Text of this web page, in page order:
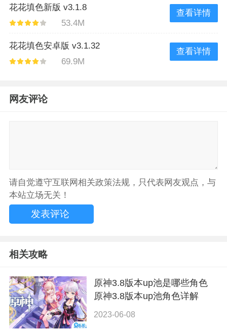
花花填色新版 v3.1.8
53.4M
查看详情
花花填色安卓版 v3.1.32
69.9M
查看详情
网友评论
请自觉遵守互联网相关政策法规，只代表网友观点，与
本站立场无关！
相关攻略
原神3.8版本up池是哪些角色
原神3.8版本up池角色详解
2023-06-08